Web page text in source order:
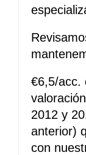
€6,5/acc.
2012 y
anterior)
con